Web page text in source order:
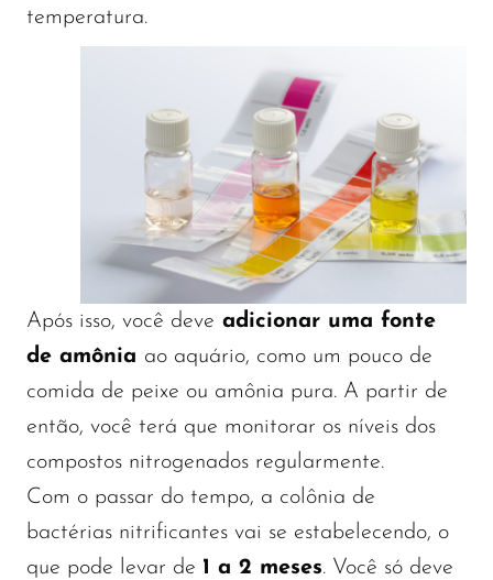
temperatura.
Após isso, você deve adicionar uma fonte
de amônia ao aquário, como um pouco de
comida de peixe ou amônia pura. A partir de
então, você terá que monitorar os níveis dos
compostos nitrogenados regularmente.
Com o passar do tempo, a colônia de
bactérias nitrificantes vai se estabelecendo, o
que pode levar de 1 a 2 meses. Você só deve